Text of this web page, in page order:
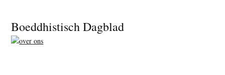
Footer
Boeddhistisch Dagblad